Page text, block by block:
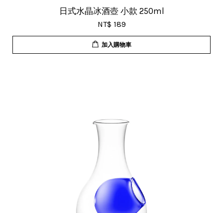
日式水晶冰酒壺 小款 250ml
NT$ 189
加入購物車